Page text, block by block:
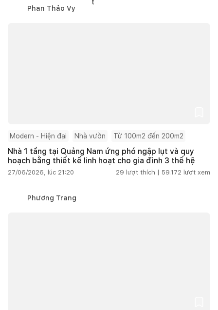
Phan Thảo Vy
Modern - Hiện đại Nhà vườn Từ 100m2 đến 200m2
Nhà 1 tầng tại Quảng Nam ứng phó ngập lụt và quy
hoạch bằng thiết kế linh hoạt cho gia đình 3 thế hệ
27/06/2026, lúc 21:20 29 lượt thích | 59.172 lượt xem
Phương Trang